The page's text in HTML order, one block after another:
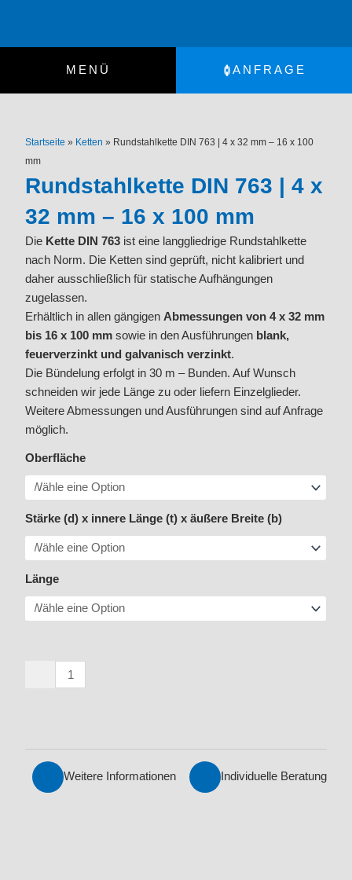
springen
MENÜ
ANFRAGE
Startseite » Ketten » Rundstahlkette DIN 763 | 4 x 32 mm – 16 x 100
mm
Rundstahlkette DIN 763 | 4 x
32 mm – 16 x 100 mm
Die Kette DIN 763 ist eine langgliedrige Rundstahlkette
nach Norm. Die Ketten sind geprüft, nicht kalibriert und
daher ausschließlich für statische Aufhängungen
zugelassen.
Erhältlich in allen gängigen Abmessungen von 4 x 32 mm
bis 16 x 100 mm sowie in den Ausführungen blank,
feuerverzinkt und galvanisch verzinkt.
Die Bündelung erfolgt in 30 m – Bunden. Auf Wunsch
schneiden wir jede Länge zu oder liefern Einzelglieder.
Weitere Abmessungen und Ausführungen sind auf Anfrage
möglich.
Oberfläche
Stärke (d) x innere Länge (t) x äußere Breite (b)
Länge
763
4
32
mm
-
16
Weitere Informationen Individuelle Beratung